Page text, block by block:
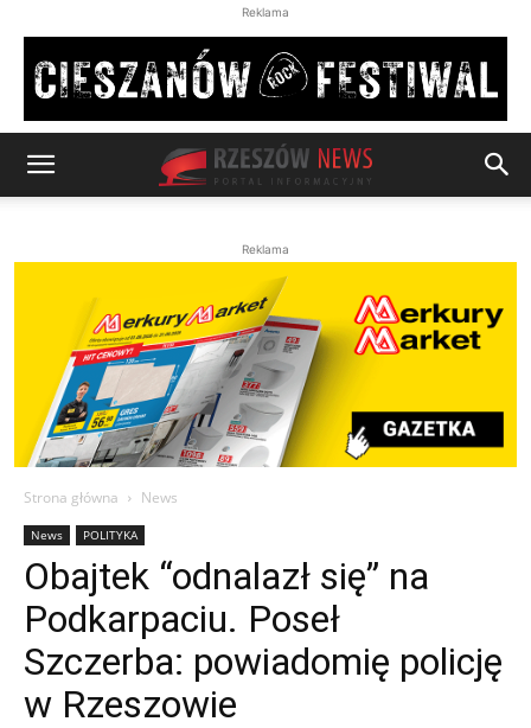
Reklama
Reklama
Strona główna News
News POLITYKA
Obajtek “odnalazł się” na
Podkarpaciu. Poseł
Szczerba: powiadomię policję
w Rzeszowie